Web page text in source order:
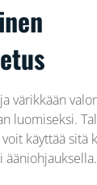
värikkään
luomiseksi.
käyttää sitä
ääniohjauksella.